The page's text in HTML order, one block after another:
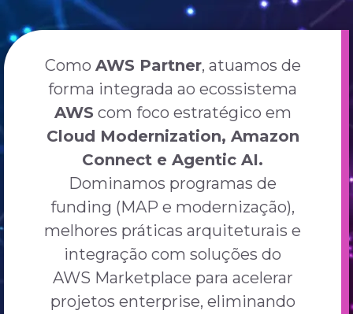
Como AWS Partner, atuamos de
forma integrada ao ecossistema
AWS com foco estratégico em
Cloud Modernization, Amazon
Connect e Agentic AI.
Dominamos programas de
funding (MAP e modernização),
melhores práticas arquiteturais e
integração com soluções do
AWS Marketplace para acelerar
projetos enterprise, eliminando